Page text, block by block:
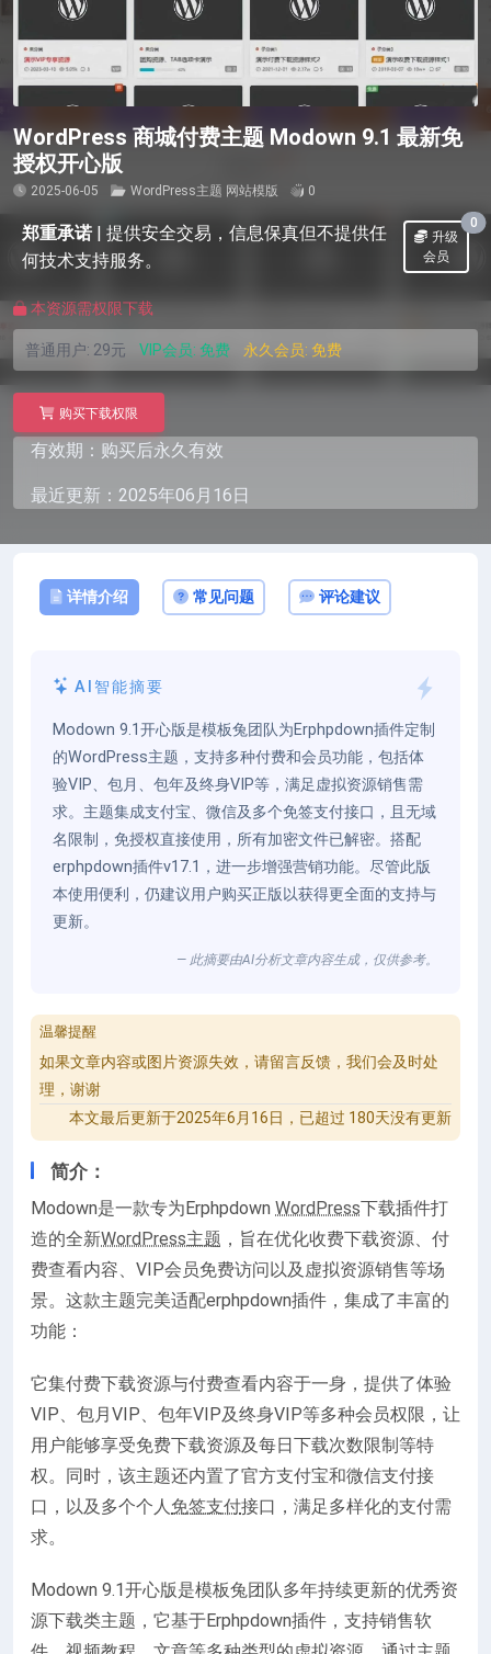
WordPress 商城付费主题 Modown 9.1 最新免
授权开心版
2025-06-05 WordPress主题 网站模版 0
郑重承诺 | 提供安全交易，信息保真但不提供任
何技术支持服务。
升级
会员
0
本资源需权限下载
普通用户: 29元 VIP会员: 免费 永久会员: 免费
购买下载权限
有效期：购买后永久有效
最近更新：2025年06月16日
详情介绍 常见问题 评论建议
AI智能摘要
Modown 9.1开心版是模板兔团队为Erphpdown插件定制
的WordPress主题，支持多种付费和会员功能，包括体
验VIP、包月、包年及终身VIP等，满足虚拟资源销售需
求。主题集成支付宝、微信及多个免签支付接口，且无域
名限制，免授权直接使用，所有加密文件已解密。搭配
erphpdown插件v17.1，进一步增强营销功能。尽管此版
本使用便利，仍建议用户购买正版以获得更全面的支持与
更新。
— 此摘要由AI分析文章内容生成，仅供参考。
温馨提醒
如果文章内容或图片资源失效，请留言反馈，我们会及时处
理，谢谢
本文最后更新于2025年6月16日，已超过 180天没有更新
简介：
Modown是一款专为Erphpdown WordPress下载插件打
造的全新WordPress主题 ，旨在优化收费下载资源、付
费查看内容、VIP会员免费访问以及虚拟资源销售等场
景。这款主题完美适配erphpdown插件，集成了丰富的
功能：
它集付费下载资源与付费查看内容于一身，提供了体验
VIP、包月VIP、包年VIP及终身VIP等多种会员权限，让
用户能够享受免费下载资源及每日下载次数限制等特
权。同时，该主题还内置了官方支付宝和微信支付接
口，以及多个个人 免签支付接口，满足多样化的支付需
求。
Modown 9.1开心版是模板兔团队多年持续更新的优秀资
源下载类主题，它基于Erphpdown插件，支持销售软